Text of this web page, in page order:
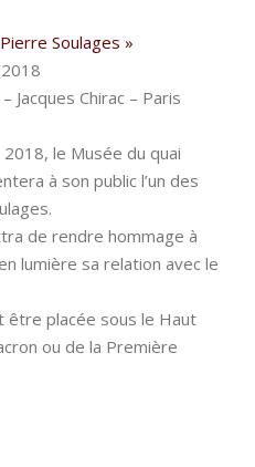
Soulages »
Jacques Chirac – Paris
le Musée du quai
à son public l’un des
de rendre hommage à
lumière sa relation avec le
placée sous le Haut
ou de la Première